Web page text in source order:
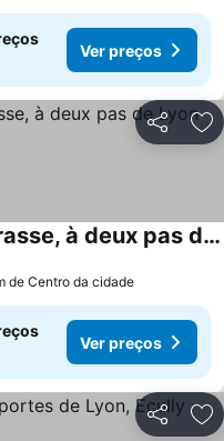
Ver preços
Partilhar
Studio lumineux avec terrasse, à deux pas de Lyon
de Centro da cidade
Ver preços
Partilhar